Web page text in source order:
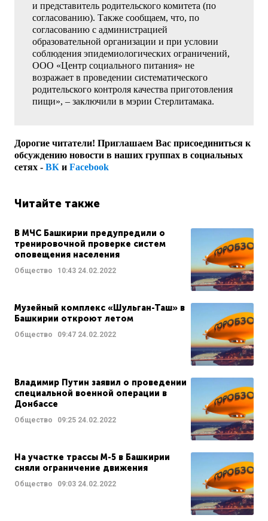
и представитель родительского комитета (по
согласованию). Также сообщаем, что, по
согласованию с администрацией
образовательной организации и при условии
соблюдения эпидемиологических ограничений,
ООО «Центр социального питания» не
возражает в проведении систематического
родительского контроля качества приготовления
пищи», – заключили в мэрии Стерлитамака.
Дорогие читатели! Приглашаем Вас присоединиться к
обсуждению новости в наших группах в социальных
сетях - ВК и Facebook
Читайте также
В МЧС Башкирии предупредили о
тренировочной проверке систем
оповещения населения
Общество 10:43 24.02.2022
Музейный комплекс «Шульган-Таш» в
Башкирии откроют летом
Общество 09:47 24.02.2022
Владимир Путин заявил о проведении
специальной военной операции в
Донбассе
Общество 09:25 24.02.2022
На участке трассы М-5 в Башкирии
сняли ограничение движения
Общество 09:03 24.02.2022